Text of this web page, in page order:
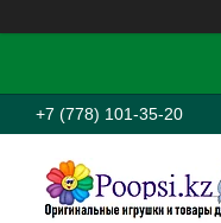
+7 (778) 101-35-20